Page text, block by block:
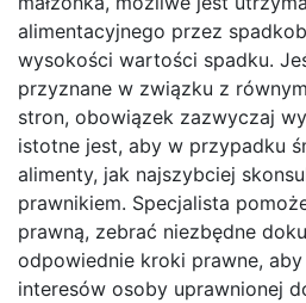
alimentacyjnego przez
wysokości wartości spadku.
przyznane w związku z
stron, obowiązek zazwyczaj
istotne jest, aby w przypadku
alimenty, jak najszybciej
prawnikiem. Specjalista
prawną, zebrać niezbędne
odpowiednie kroki prawne,
interesów osoby uprawnionej